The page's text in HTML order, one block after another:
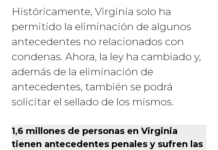
Históricamente, Virginia solo ha
permitido la eliminación de algunos
antecedentes no relacionados con
condenas. Ahora, la ley ha cambiado y,
además de la eliminación de
antecedentes, también se podrá
solicitar el sellado de los mismos.
1,6 millones de personas en Virginia
tienen antecedentes penales y sufren las